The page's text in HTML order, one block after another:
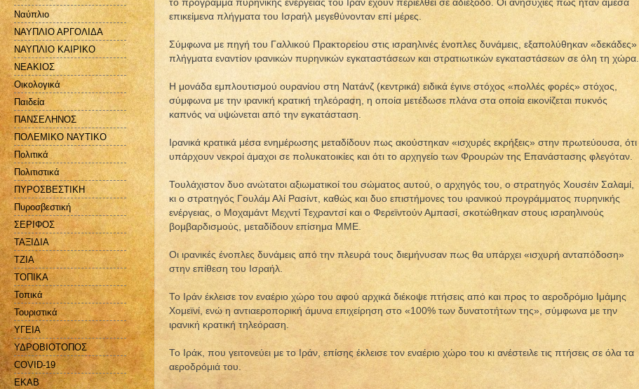
το πρόγραμμα πυρηνικής ενέργειας του Ιράν έχουν περιέλθει σε αδιέξοδο. Οι ανησυχίες πως ήταν άμεσα
επικείμενα πλήγματα του Ισραήλ μεγεθύνονταν επί μέρες.
Σύμφωνα με πηγή του Γαλλικού Πρακτορείου στις ισραηλινές ένοπλες δυνάμεις, εξαπολύθηκαν «δεκάδες»
πλήγματα εναντίον ιρανικών πυρηνικών εγκαταστάσεων και στρατιωτικών εγκαταστάσεων σε όλη τη χώρα.
Η μονάδα εμπλουτισμού ουρανίου στη Νατάνζ (κεντρικά) ειδικά έγινε στόχος «πολλές φορές» στόχος,
σύμφωνα με την ιρανική κρατική τηλεόραση, η οποία μετέδωσε πλάνα στα οποία εικονίζεται πυκνός
καπνός να υψώνεται από την εγκατάσταση.
Ιρανικά κρατικά μέσα ενημέρωσης μεταδίδουν πως ακούστηκαν «ισχυρές εκρήξεις» στην πρωτεύουσα, ότι
υπάρχουν νεκροί άμαχοι σε πολυκατοικίες και ότι το αρχηγείο των Φρουρών της Επανάστασης φλεγόταν.
Τουλάχιστον δυο ανώτατοι αξιωματικοί του σώματος αυτού, ο αρχηγός του, ο στρατηγός Χουσέιν Σαλαμί,
κι ο στρατηγός Γουλάμ Αλί Ρασίντ, καθώς και δυο επιστήμονες του ιρανικού προγράμματος πυρηνικής
ενέργειας, ο Μοχαμάντ Μεχντί Τεχραντσί και ο Φερεϊντούν Αμπασί, σκοτώθηκαν στους ισραηλινούς
βομβαρδισμούς, μεταδίδουν επίσημα ΜΜΕ.
Οι ιρανικές ένοπλες δυνάμεις από την πλευρά τους διεμήνυσαν πως θα υπάρχει «ισχυρή ανταπόδοση»
στην επίθεση του Ισραήλ.
Το Ιράν έκλεισε τον εναέριο χώρο του αφού αρχικά διέκοψε πτήσεις από και προς το αεροδρόμιο Ιμάμης
Χομεϊνί, ενώ η αντιαεροπορική άμυνα επιχείρηση στο «100% των δυνατοτήτων της», σύμφωνα με την
ιρανική κρατική τηλεόραση.
Το Ιράκ, που γειτονεύει με το Ιράν, επίσης έκλεισε τον εναέριο χώρο του κι ανέστειλε τις πτήσεις σε όλα τα
αεροδρόμιά του.
Ναύπλιο
ΝΑΥΠΛΙΟ ΑΡΓΟΛΙΔΑ
ΝΑΥΠΛΙΟ ΚΑΙΡΙΚΟ
ΝΕΑΚΙΟΣ
Οικολογικά
Παιδεία
ΠΑΝΣΕΛΗΝΟΣ
ΠΟΛΕΜΙΚΟ ΝΑΥΤΙΚΟ
Πολιτικά
Πολιτιστικά
ΠΥΡΟΣΒΕΣΤΙΚΗ
Πυροσβεστική
ΣΕΡΙΦΟΣ
ΤΑΞΙΔΙΑ
ΤΖΙΑ
ΤΟΠΙΚΑ
Τοπικά
Τουριστικά
ΥΓΕΙΑ
ΥΔΡΟΒΙΟΤΟΠΟΣ
COVID-19
EKAB